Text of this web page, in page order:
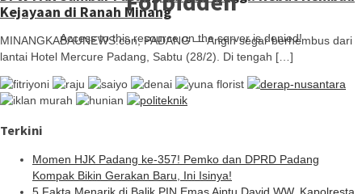
Kejayaan di Ranah Minang
MINANGKABAUNEWS.con, PADANG — Angin segar berhembus dari
lantai Hotel Mercure Padang, Sabtu (28/2). Di tengah […]
Terkini
Momen HJK Padang ke-357! Pemko dan DPRD Padang
Kompak Bikin Gerakan Baru, Ini Isinya!
Access to this resource on the server is denied!